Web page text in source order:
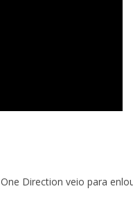
Direction veio para